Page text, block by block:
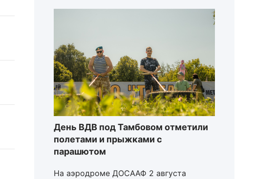
День ВДВ под Тамбовом отметили
полетами и прыжками с
парашютом
На аэродроме ДОСААФ 2 августа